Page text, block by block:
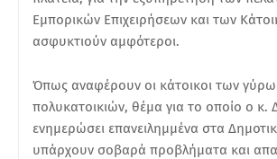
Εμπορικών Επιχειρήσεων και των
ασφυκτιούν αμφότεροι.
Όπως αναφέρουν οι κάτοικοι των γύρω
πολυκατοικιών, θέμα για το οποίο ο κ.
ενημερώσει επανειλημμένα στα
υπάρχουν σοβαρά προβλήματα και